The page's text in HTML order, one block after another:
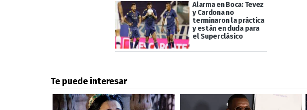
Alarma en Boca: Tevez
y Cardona no
terminaron la práctica
y están en duda para
el Superclásico